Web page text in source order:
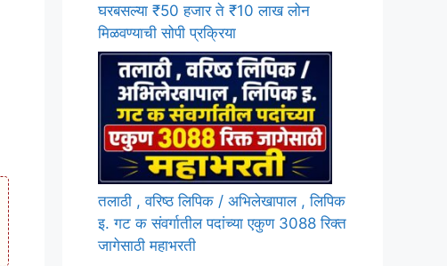
घरबसल्या ₹50 हजार ते ₹10 लाख लोन
मिळवण्याची सोपी प्रक्रिया
तलाठी , वरिष्ठ लिपिक / अभिलेखापाल , लिपिक
इ. गट क संवर्गातील पदांच्या एकुण 3088 रिक्त
जागेसाठी महाभरती